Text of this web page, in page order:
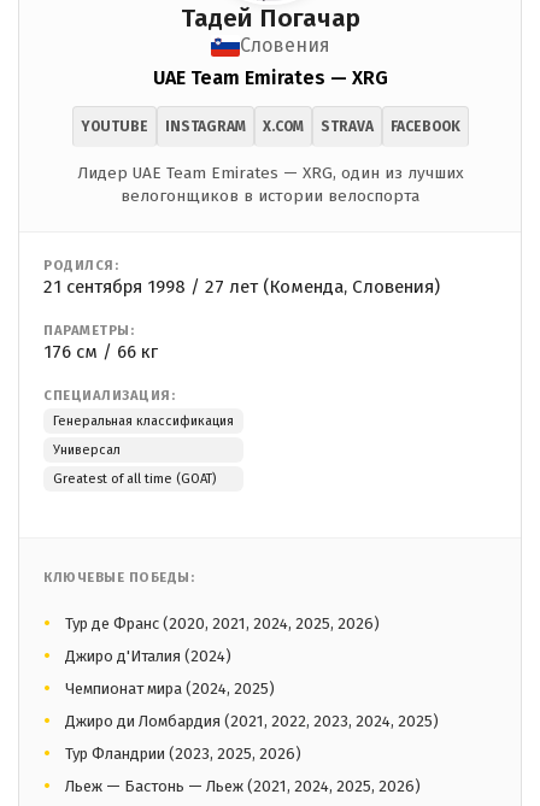
Тадей Погачар
Словения
UAE Team Emirates — XRG
YOUTUBE INSTAGRAM X.COM STRAVA FACEBOOK
Лидер UAE Team Emirates — XRG, один из лучших
велогонщиков в истории велоспорта
РОДИЛСЯ:
21 сентября 1998 / 27 лет (Коменда, Словения)
ПАРАМЕТРЫ:
176 см / 66 кг
СПЕЦИАЛИЗАЦИЯ:
Генеральная классификация
Универсал
Greatest of all time (GOAT)
КЛЮЧЕВЫЕ ПОБЕДЫ:
Тур де Франс (2020, 2021, 2024, 2025, 2026)
Джиро д'Италия (2024)
Чемпионат мира (2024, 2025)
Джиро ди Ломбардия (2021, 2022, 2023, 2024, 2025)
Тур Фландрии (2023, 2025, 2026)
Льеж — Бастонь — Льеж (2021, 2024, 2025, 2026)